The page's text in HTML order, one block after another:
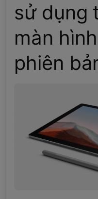
sử dụng
màn
phiên